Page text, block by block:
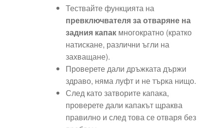
Тествайте функцията на
превключвателя за отваряне на
задния капакмногократно (кратко
натискане, различни ъгли на
захващане).
Проверете дали дръжката държи
здраво, няма луфт и не търка нищо.
След като затворите капака,
проверете дали капакът щраква
правилно и след това се отваря без